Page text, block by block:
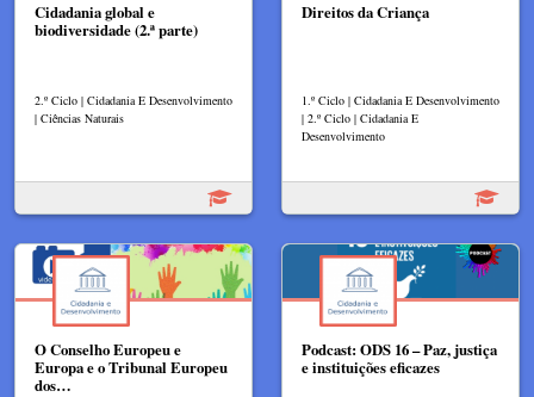
Cidadania global e
biodiversidade (2.ª parte)
2.º Ciclo | Cidadania E Desenvolvimento
| Ciências Naturais
Direitos da Criança
1.º Ciclo | Cidadania E Desenvolvimento
| 2.º Ciclo | Cidadania E
Desenvolvimento
O Conselho Europeu e
Europa e o Tribunal Europeu
dos…
Podcast: ODS 16 – Paz, justiça
e instituições eficazes